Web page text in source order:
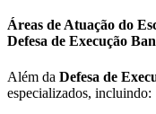
Áreas de Atuação do
Defesa de Execução
Além da Defesa de
especializados, incluindo: